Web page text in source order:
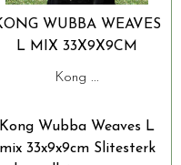
WUBBA WEAVES
L MIX 33X9X9CM
Kong ...
Kong Wubba Weaves L
mix 33x9x9cm Slitesterk